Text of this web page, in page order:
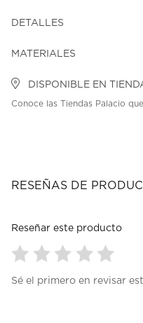
DETALLES
MATERIALES
DISPONIBLE EN
Conoce las Tiendas Palacio
RESEÑAS DE
Reseñar este producto
paraparaparaparapara
Sé el primero en revisar